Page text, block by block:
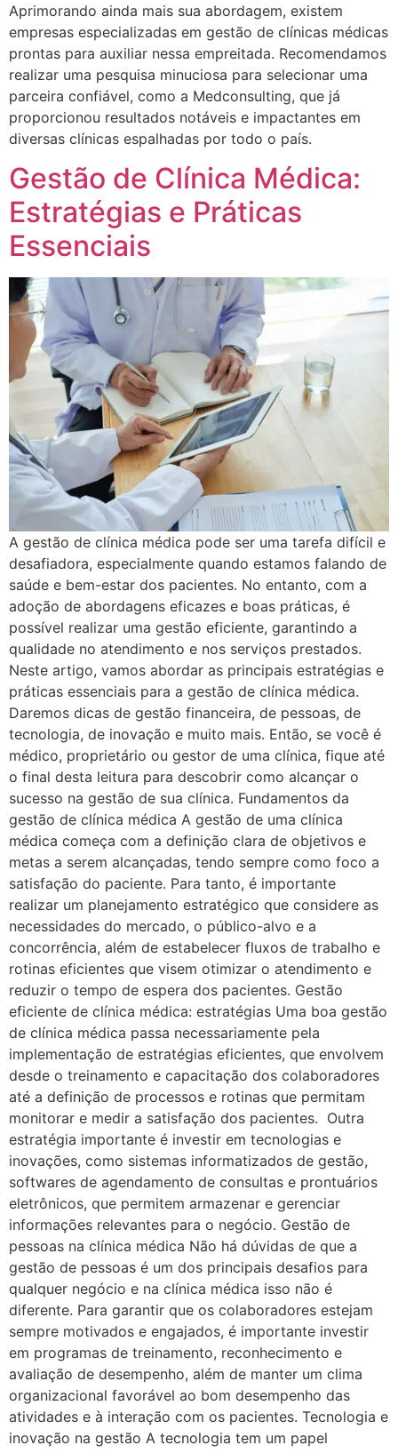
Aprimorando ainda mais sua abordagem, existem
empresas especializadas em gestão de clínicas médicas
prontas para auxiliar nessa empreitada. Recomendamos
realizar uma pesquisa minuciosa para selecionar uma
parceira confiável, como a Medconsulting, que já
proporcionou resultados notáveis e impactantes em
diversas clínicas espalhadas por todo o país.
Gestão de Clínica Médica:
Estratégias e Práticas
Essenciais
A gestão de clínica médica pode ser uma tarefa difícil e
desafiadora, especialmente quando estamos falando de
saúde e bem-estar dos pacientes. No entanto, com a
adoção de abordagens eficazes e boas práticas, é
possível realizar uma gestão eficiente, garantindo a
qualidade no atendimento e nos serviços prestados.
Neste artigo, vamos abordar as principais estratégias e
práticas essenciais para a gestão de clínica médica.
Daremos dicas de gestão financeira, de pessoas, de
tecnologia, de inovação e muito mais. Então, se você é
médico, proprietário ou gestor de uma clínica, fique até
o final desta leitura para descobrir como alcançar o
sucesso na gestão de sua clínica. Fundamentos da
gestão de clínica médica A gestão de uma clínica
médica começa com a definição clara de objetivos e
metas a serem alcançadas, tendo sempre como foco a
satisfação do paciente. Para tanto, é importante
realizar um planejamento estratégico que considere as
necessidades do mercado, o público-alvo e a
concorrência, além de estabelecer fluxos de trabalho e
rotinas eficientes que visem otimizar o atendimento e
reduzir o tempo de espera dos pacientes. Gestão
eficiente de clínica médica: estratégias Uma boa gestão
de clínica médica passa necessariamente pela
implementação de estratégias eficientes, que envolvem
desde o treinamento e capacitação dos colaboradores
até a definição de processos e rotinas que permitam
monitorar e medir a satisfação dos pacientes. Outra
estratégia importante é investir em tecnologias e
inovações, como sistemas informatizados de gestão,
softwares de agendamento de consultas e prontuários
eletrônicos, que permitem armazenar e gerenciar
informações relevantes para o negócio. Gestão de
pessoas na clínica médica Não há dúvidas de que a
gestão de pessoas é um dos principais desafios para
qualquer negócio e na clínica médica isso não é
diferente. Para garantir que os colaboradores estejam
sempre motivados e engajados, é importante investir
em programas de treinamento, reconhecimento e
avaliação de desempenho, além de manter um clima
organizacional favorável ao bom desempenho das
atividades e à interação com os pacientes. Tecnologia e
inovação na gestão A tecnologia tem um papel